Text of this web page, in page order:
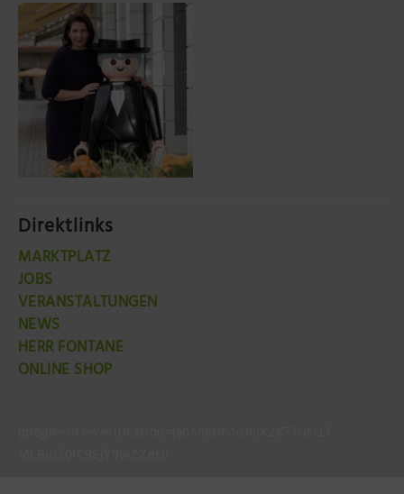
Direktlinks
MARKTPLATZ
JOBS
VERANSTALTUNGEN
NEWS
HERR FONTANE
ONLINE SHOP